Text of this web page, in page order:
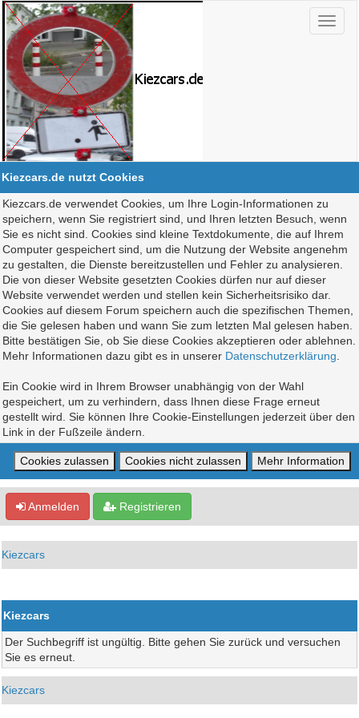
Kiezcars.de nutzt Cookies
Kiezcars.de verwendet Cookies, um Ihre Login-Informationen zu
speichern, wenn Sie registriert sind, und Ihren letzten Besuch, wenn
Sie es nicht sind. Cookies sind kleine Textdokumente, die auf Ihrem
Computer gespeichert sind, um die Nutzung der Website angenehm
zu gestalten, die Dienste bereitzustellen und Fehler zu analysieren.
Die von dieser Website gesetzten Cookies dürfen nur auf dieser
Website verwendet werden und stellen kein Sicherheitsrisiko dar.
Cookies auf diesem Forum speichern auch die spezifischen Themen,
die Sie gelesen haben und wann Sie zum letzten Mal gelesen haben.
Bitte bestätigen Sie, ob Sie diese Cookies akzeptieren oder ablehnen.
Mehr Informationen dazu gibt es in unserer Datenschutzerklärung
Ein Cookie wird in Ihrem Browser unabhängig von der Wahl
gespeichert, um zu verhindern, dass Ihnen diese Frage erneut
gestellt wird. Sie können Ihre Cookie-Einstellungen jederzeit über den
Link in der Fußzeile ändern.
Anmelden Registrieren
Kiezcars
Kiezcars
Der Suchbegriff ist ungültig. Bitte gehen Sie zurück und versuchen
Sie es erneut.
Kiezcars